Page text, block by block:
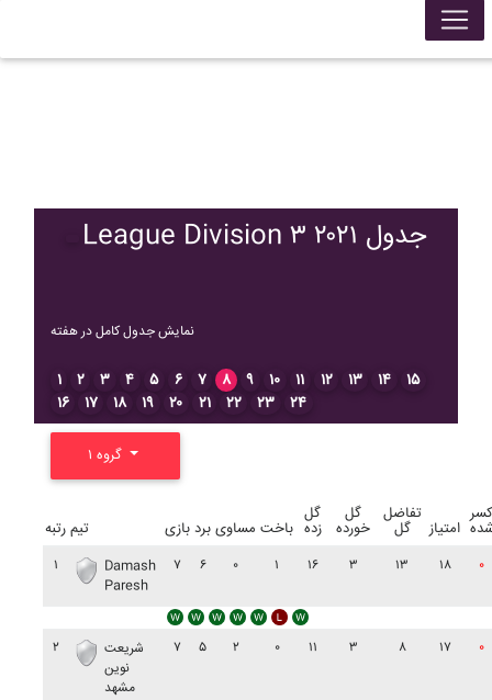
League Division ۳ ۲۰۲۱ جدول
نمایش جدول کامل در هفته
۱ ۲ ۳ ۴ ۵ ۶ ۷ ۸ ۹ ۱۰ ۱۱ ۱۲ ۱۳ ۱۴
۱۵
۱۶
۱۷ ۱۸ ۱۹ ۲۰ ۲۱ ۲۲ ۲۳ ۲۴
رتبه تیم بازی برد مساوی باخت
گل
زده
گل
خورده
تفاضل
گل امتیاز
کسر
۱
Damash
Paresh
۷ ۶ ۰ ۱ ۱۶ ۳ ۱۳ ۱۸ ۰
۲
شريعت
نوين
مشهد
۷ ۵ ۲ ۰ ۱۱ ۳ ۸ ۱۷ ۰